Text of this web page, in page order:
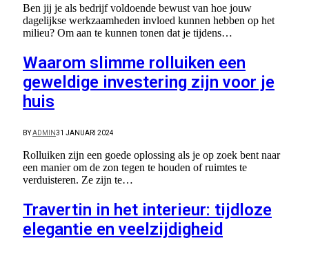
Ben jij je als bedrijf voldoende bewust van hoe jouw
dagelijkse werkzaamheden invloed kunnen hebben op het
milieu? Om aan te kunnen tonen dat je tijdens…
Waarom slimme rolluiken een
geweldige investering zijn voor je
huis
BYADMIN31 JANUARI 2024
Rolluiken zijn een goede oplossing als je op zoek bent naar
een manier om de zon tegen te houden of ruimtes te
verduisteren. Ze zijn te…
Travertin in het interieur: tijdloze
elegantie en veelzijdigheid